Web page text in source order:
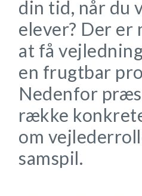
din tid, når du
elever? Der er
at få
en frugtbar
Nedenfor
række
om
samspil.